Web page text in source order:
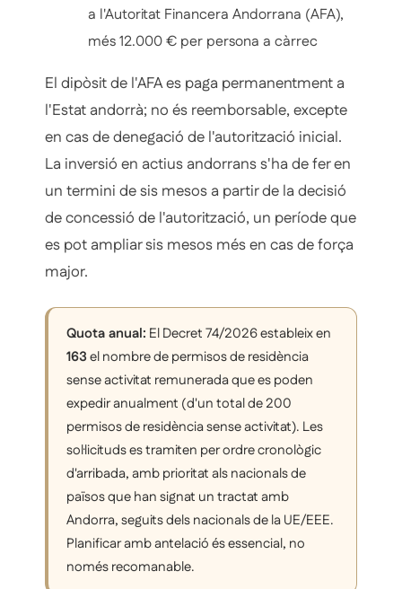
a l'Autoritat Financera Andorrana (AFA),
més 12.000 € per persona a càrrec
El dipòsit de l'AFA es paga permanentment a
l'Estat andorrà; no és reemborsable, excepte
en cas de denegació de l'autorització inicial.
La inversió en actius andorrans s'ha de fer en
un termini de sis mesos a partir de la decisió
de concessió de l'autorització, un període que
es pot ampliar sis mesos més en cas de força
major.
Quota anual: El Decret 74/2026 estableix en
163el nombre de permisos de residència
sense activitat remunerada que es poden
expedir anualment (d'un total de 200
permisos de residència sense activitat). Les
sol·licituds es tramiten per ordre cronològic
d'arribada, amb prioritat als nacionals de
països que han signat un tractat amb
Andorra, seguits dels nacionals de la UE/EEE.
Planificar amb antelació és essencial, no
només recomanable.